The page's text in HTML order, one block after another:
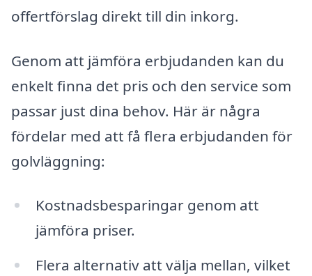
offertförslag direkt till din inkorg.
Genom att jämföra erbjudanden kan du
enkelt finna det pris och den service som
passar just dina behov. Här är några
fördelar med att få flera erbjudanden för
golvläggning:
Kostnadsbesparingar genom att
jämföra priser.
Flera alternativ att välja mellan, vilket